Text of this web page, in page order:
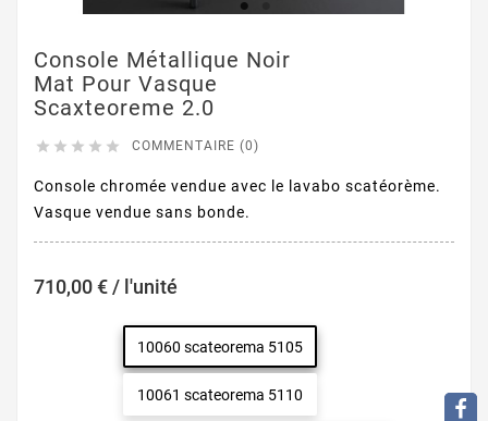
Console Métallique Noir
Mat Pour Vasque
Scaxteoreme 2.0
     COMMENTAIRE (0)
Console chromée vendue avec le lavabo scatéorème.
Vasque vendue sans bonde.
710,00 € / l'unité
10060 scateorema 5105
10061 scateorema 5110